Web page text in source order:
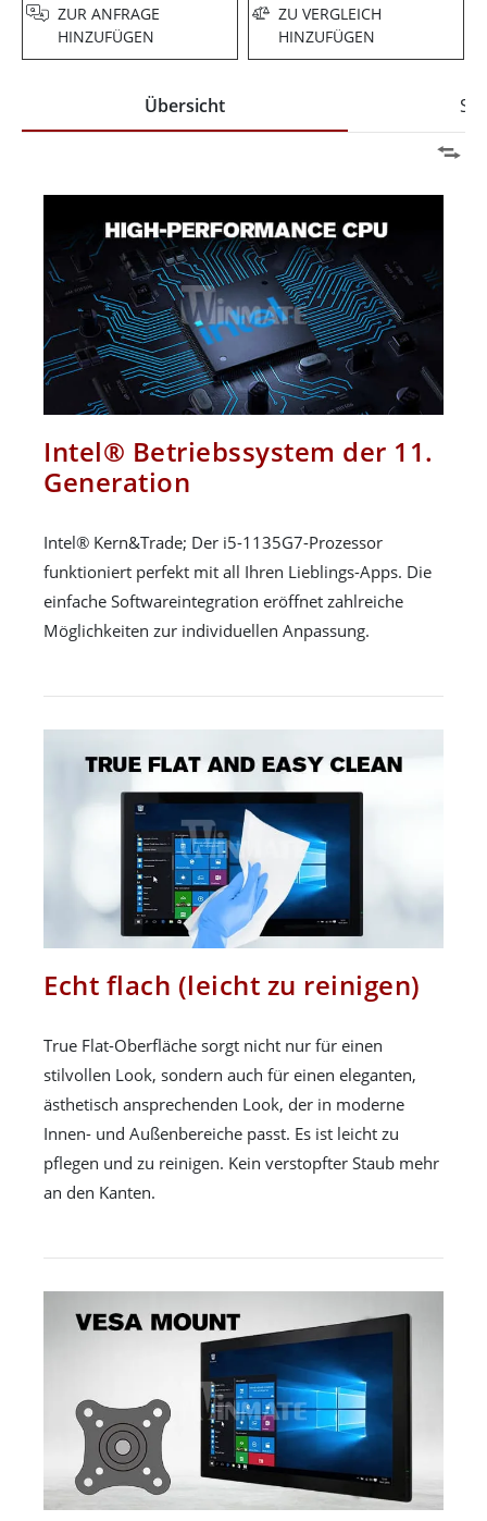
ZUR ANFRAGE
HINZUFÜGEN
ZU VERGLEICH
HINZUFÜGEN
Übersicht
Intel® Betriebssystem der 11.
Generation
Intel® Kern&Trade; Der i5-1135G7-Prozessor
funktioniert perfekt mit all Ihren Lieblings-Apps. Die
einfache Softwareintegration eröffnet zahlreiche
Möglichkeiten zur individuellen Anpassung.
Echt flach (leicht zu reinigen)
True Flat-Oberfläche sorgt nicht nur für einen
stilvollen Look, sondern auch für einen eleganten,
ästhetisch ansprechenden Look, der in moderne
Innen- und Außenbereiche passt. Es ist leicht zu
pflegen und zu reinigen. Kein verstopfter Staub mehr
an den Kanten.